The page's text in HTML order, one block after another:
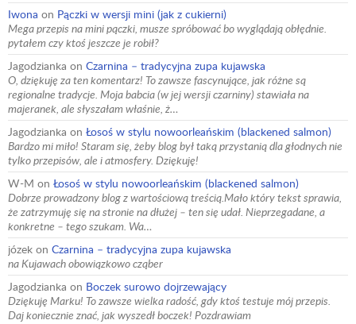
Iwona on Pączki w wersji mini (jak z cukierni)
Mega przepis na mini pączki, musze spróbować bo wyglądają obłędnie.
pytałem czy ktoś jeszcze je robił?
Jagodzianka on Czarnina – tradycyjna zupa kujawska
O, dziękuję za ten komentarz! To zawsze fascynujące, jak różne są
regionalne tradycje. Moja babcia (w jej wersji czarniny) stawiała na
majeranek, ale słyszałam właśnie, ż…
Jagodzianka on Łosoś w stylu nowoorleańskim (blackened salmon)
Bardzo mi miło! Staram się, żeby blog był taką przystanią dla głodnych nie
tylko przepisów, ale i atmosfery. Dziękuję!
W-M on Łosoś w stylu nowoorleańskim (blackened salmon)
Dobrze prowadzony blog z wartościową treścią.Mało który tekst sprawia,
że zatrzymuję się na stronie na dłużej – ten się udał. Nieprzegadane, a
konkretne – tego szukam. Wa…
józek on Czarnina – tradycyjna zupa kujawska
na Kujawach obowiązkowo cząber
Jagodzianka on Boczek surowo dojrzewający
Dziękuję Marku! To zawsze wielka radość, gdy ktoś testuje mój przepis.
Daj koniecznie znać, jak wyszedł boczek! Pozdrawiam